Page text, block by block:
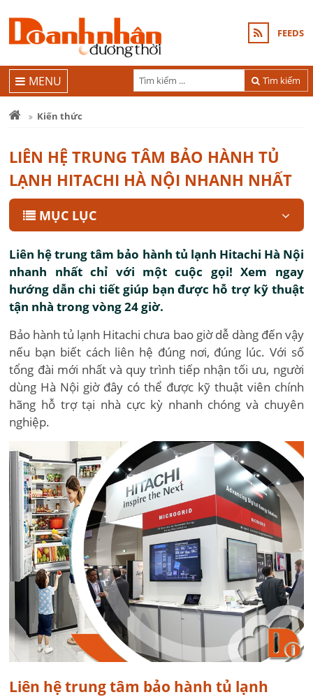
FEEDS
Tìm kiếm
MENU
Kiến thức
LIÊN HỆ TRUNG TÂM BẢO HÀNH TỦ
LẠNH HITACHI HÀ NỘI NHANH NHẤT
MỤC LỤC
Liên hệ trung tâm bảo hành tủ lạnh Hitachi Hà Nội
nhanh nhất chỉ với một cuộc gọi! Xem ngay
hướng dẫn chi tiết giúp bạn được hỗ trợ kỹ thuật
tận nhà trong vòng 24 giờ.
Bảo hành tủ lạnh Hitachi chưa bao giờ dễ dàng đến vậy
nếu bạn biết cách liên hệ đúng nơi, đúng lúc. Với số
tổng đài mới nhất và quy trình tiếp nhận tối ưu, người
dùng Hà Nội giờ đây có thể được kỹ thuật viên chính
hãng hỗ trợ tại nhà cực kỳ nhanh chóng và chuyên
nghiệp.
Liên hệ trung tâm bảo hành tủ lạnh